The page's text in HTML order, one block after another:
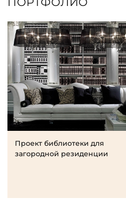
Проект библиотеки для
загородной резиденции